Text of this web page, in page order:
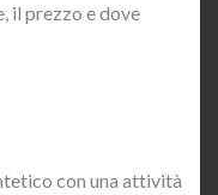
il prezzo e dove
con una attività